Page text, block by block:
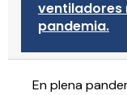
ventiladores
pandemia.
En plena